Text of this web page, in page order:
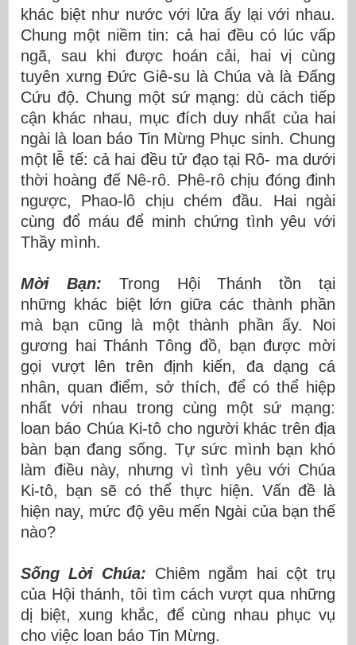
khác biệt như nước với lửa ấy lại với nhau.
Chung một niềm tin: cả hai đều có lúc vấp
ngã, sau khi được hoán cải, hai vị cùng
tuyên xưng Đức Giê-su là Chúa và là Đấng
Cứu độ. Chung một sứ mạng: dù cách tiếp
cận khác nhau, mục đích duy nhất của hai
ngài là loan báo Tin Mừng Phục sinh. Chung
một lễ tế: cả hai đều tử đạo tại Rô- ma dưới
thời hoàng đế Nê-rô. Phê-rô chịu đóng đinh
ngược, Phao-lô chịu chém đầu. Hai ngài
cùng đổ máu để minh chứng tình yêu với
Thầy mình.
Mời Bạn: Trong Hội Thánh tồn tại
những khác biệt lớn giữa các thành phần
mà bạn cũng là một thành phần ấy. Noi
gương hai Thánh Tông đồ, bạn được mời
gọi vượt lên trên định kiến, đa dạng cá
nhân, quan điểm, sở thích, để có thể hiệp
nhất với nhau trong cùng một sứ mạng:
loan báo Chúa Ki-tô cho người khác trên địa
bàn bạn đang sống. Tự sức mình bạn khó
làm điều này, nhưng vì tình yêu với Chúa
Ki-tô, bạn sẽ có thể thực hiện. Vấn đề là
hiện nay, mức độ yêu mến Ngài của bạn thế
nào?
Sống Lời Chúa: Chiêm ngắm hai cột trụ
của Hội thánh, tôi tìm cách vượt qua những
dị biệt, xung khắc, để cùng nhau phục vụ
cho việc loan báo Tin Mừng.